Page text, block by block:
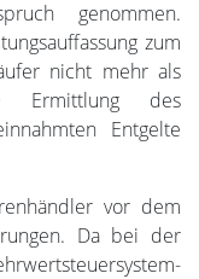
genommen.
zum
nicht mehr als
Ermittlung des
Entgelte
vor dem
Da bei der